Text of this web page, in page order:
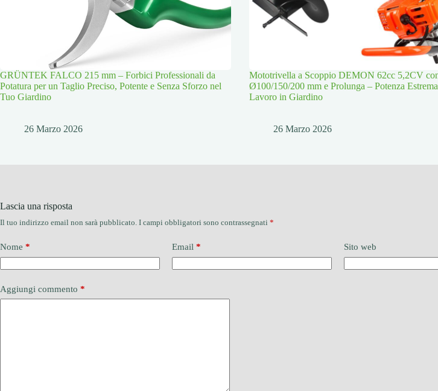
GRÜNTEK FALCO 215 mm – Forbici Professionali da
Potatura per un Taglio Preciso, Potente e Senza Sforzo nel
Tuo Giardino
26 Marzo 2026
Mototrivella a Scoppio DEMON 62cc 5,2CV
Ø100/150/200 mm e Prolunga – Potenza
Lavoro in Giardino
26 Marzo 2026
Lascia una risposta
Il tuo indirizzo email non sarà pubblicato. I campi obbligatori sono contrassegnati *
Nome * Email * Sito web
Aggiungi commento *